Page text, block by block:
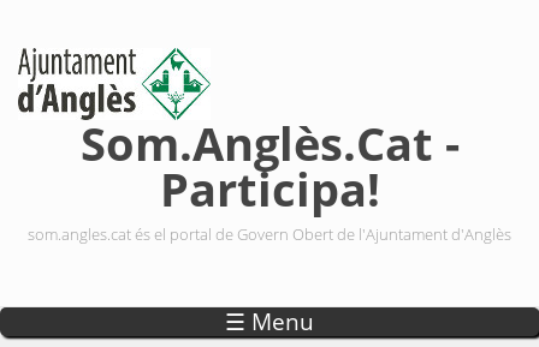
Som.Anglès.Cat -
Participa!
som.angles.cat és el portal de Govern Obert de l'Ajuntament d'Anglès
☰ Menu